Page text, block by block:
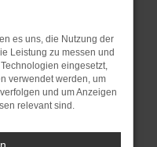
und Verbrauch
die
als auch für
es uns, die Nutzung der
Leistung zu messen und
eingesetzt,
verwendet werden, um
und um Anzeigen
relevant sind.